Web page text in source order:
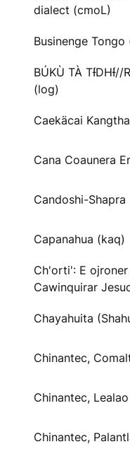
dialect (cmoL)
Businenge Tongo
BÚKÙ TÀ TƗ́DHƗ́//
(log)
Caekäcai
Cana Coaunera
Candoshi-Shapra
Capanahua (kaq)
Ch'orti': E ojroner
Cawinquirar
Chayahuita
Chinantec,
Chinantec,
Chinantec,